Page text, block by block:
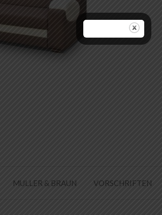
MULLER & BRAUN VORSCHRIFTEN